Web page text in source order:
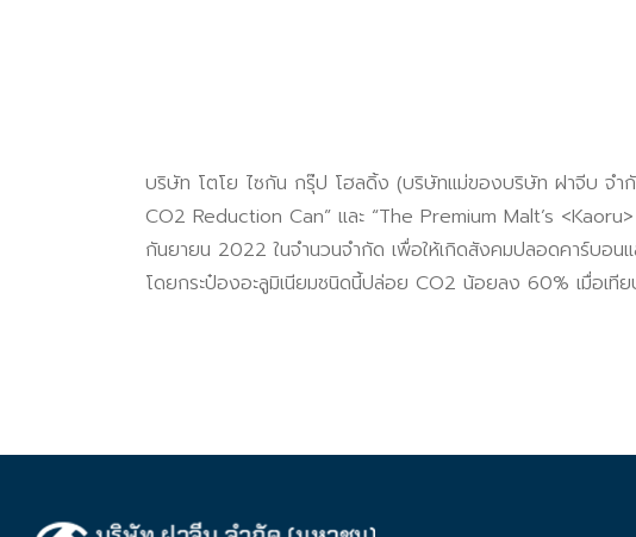
บริษัท โตโย ไซกัน กรุ๊ป โฮลดิ้ง (บริษัทแม่ของบริษัท ฝาจีบ จำกั
CO2 Reduction Can” และ “The Premium Malt’s
กันยายน 2022 ในจำนวนจำกัด เพื่อให้เกิดสังคมปลอดคาร์บอน
โดยกระป๋องอะลูมิเนียมชนิดนี้ปล่อย CO2 น้อยลง 60% เมื่อเทีย